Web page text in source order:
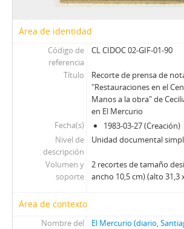
Área de identidad
Código de
referencia
CL CIDOC 02-GIF-01-90
Título
Recorte de prensa de
"Restauraciones en el
Manos a la obra" de
en El Mercurio
Fecha(s)
1983-03-27 (Creación)
Nivel de
descripción
Unidad documental
Volumen y
soporte
2 recortes de tamaño
ancho 10,5 cm) (alto 31,3
Área de contexto
Nombre del
El Mercurio (diario,